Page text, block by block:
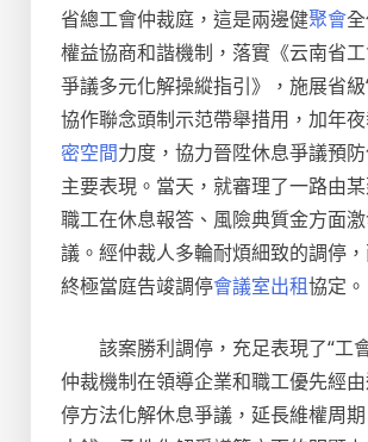
省總工會仲裁庭，這是兩邊健聚會
權益協商和諧機制，落實《云南省
爭議多元化解操縱指引》，施展省級
協作聯念頭制示范帶舉措用，加年
密空間力度，協力晉陞休息爭議預
主要表現。當天，就審理了一路由
職工在休息報答、風險典質金方面
議。經仲裁人多輪耐煩細致的調停
終極當庭告竣調停會議室出租協定。
該案勝利調停，充足表現了“工
仲裁機制在領導企業和職工優先經
停方法化解休息爭議，延長維權周